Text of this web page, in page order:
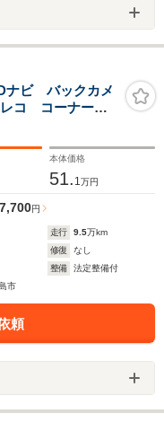
ナビ バックカメ
コ コーナーセ
オートライト
再生 フルセグ
本体価格
51. 1 万円
7,700円
走行 9.5万km
修復
なし
整備
法定整備付
市
頼